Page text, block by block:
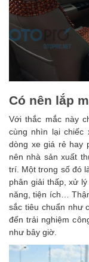
Có nên lắp
Với thắc mắc này
cùng nhìn lại chiếc
dòng xe giá rẻ hay
nên nhà sản xuất
trí. Một trong số đó
phân giải thấp, xử
năng, tiện ích…
sắc tiêu chuẩn như
đến trải nghiệm
như bây giờ.